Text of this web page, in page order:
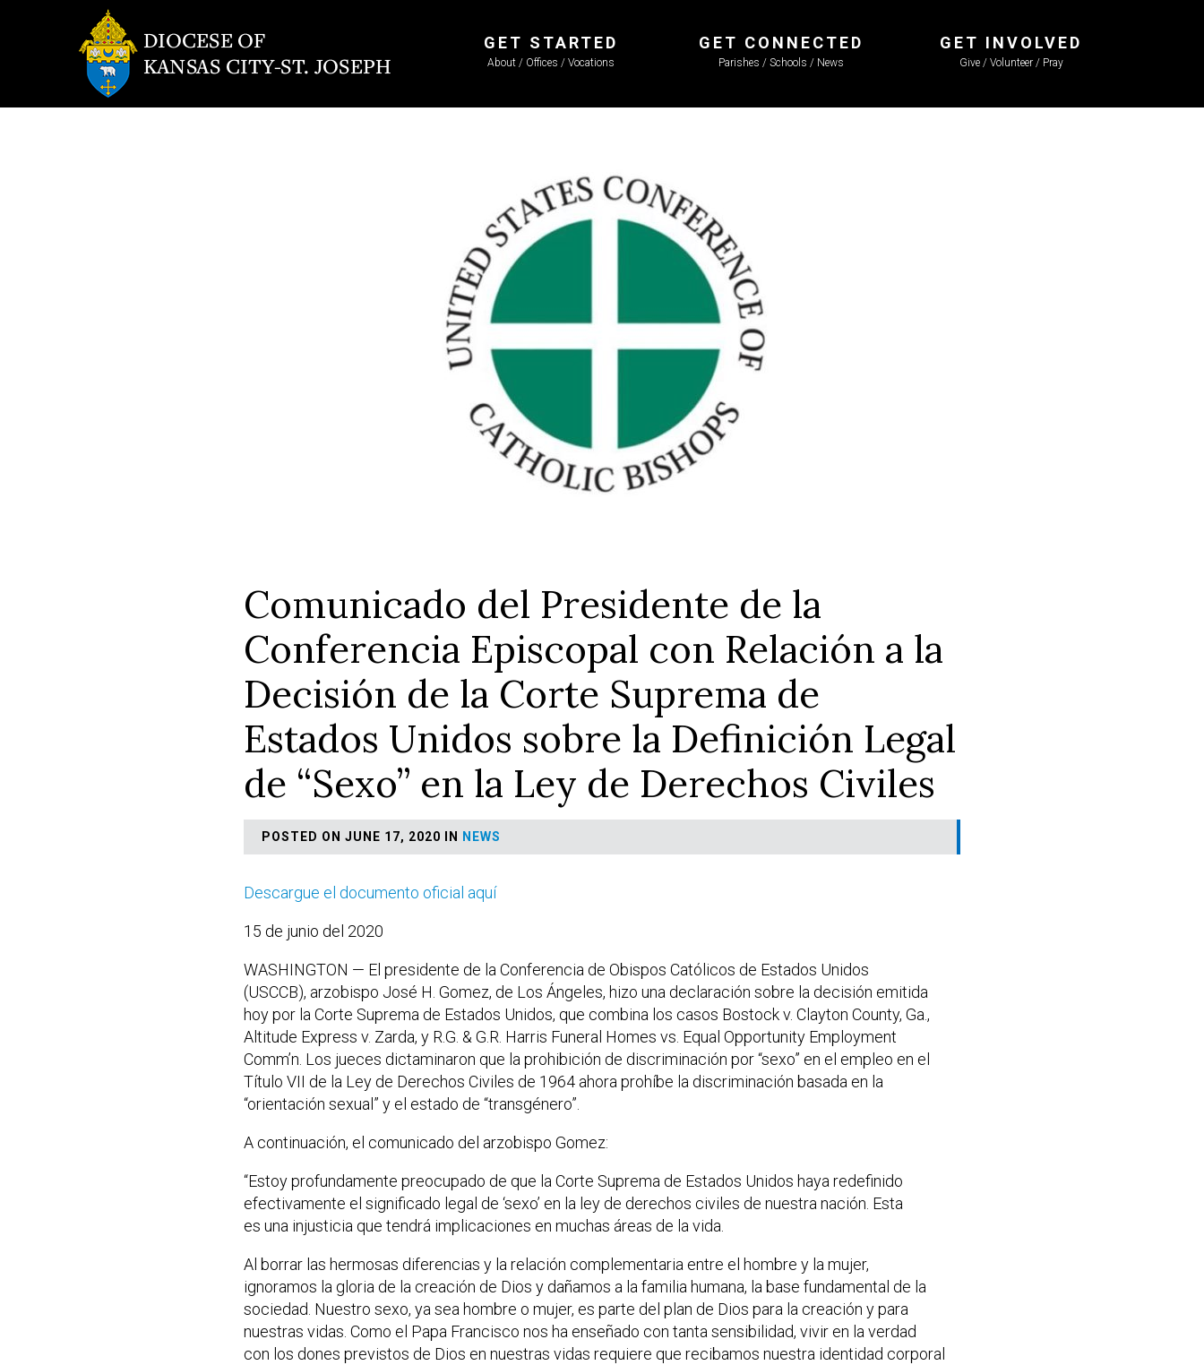
GET STARTED
About / Offices / Vocations
GET CONNECTED
Parishes / Schools / News
GET INVOLVED
Give / Volunteer / Pray
Comunicado del Presidente de la
Conferencia Episcopal con Relación a la
Decisión de la Corte Suprema de
Estados Unidos sobre la Definición Legal
de “Sexo” en la Ley de Derechos Civiles
POSTED ON JUNE 17, 2020 IN NEWS
Descargue el documento oficial aquí
15 de junio del 2020
WASHINGTON — El presidente de la Conferencia de Obispos Católicos de Estados Unidos
(USCCB), arzobispo José H. Gomez, de Los Ángeles, hizo una declaración sobre la decisión emitida
hoy por la Corte Suprema de Estados Unidos, que combina los casos Bostock v. Clayton County, Ga.,
Altitude Express v. Zarda, y R.G. & G.R. Harris Funeral Homes vs. Equal Opportunity Employment
Comm’n. Los jueces dictaminaron que la prohibición de discriminación por “sexo” en el empleo en el
Título VII de la Ley de Derechos Civiles de 1964 ahora prohíbe la discriminación basada en la
“orientación sexual” y el estado de “transgénero”.
A continuación, el comunicado del arzobispo Gomez:
“Estoy profundamente preocupado de que la Corte Suprema de Estados Unidos haya redefinido
efectivamente el significado legal de ‘sexo’ en la ley de derechos civiles de nuestra nación. Esta
es una injusticia que tendrá implicaciones en muchas áreas de la vida.
Al borrar las hermosas diferencias y la relación complementaria entre el hombre y la mujer,
ignoramos la gloria de la creación de Dios y dañamos a la familia humana, la base fundamental de la
sociedad. Nuestro sexo, ya sea hombre o mujer, es parte del plan de Dios para la creación y para
nuestras vidas. Como el Papa Francisco nos ha enseñado con tanta sensibilidad, vivir en la verdad
con los dones previstos de Dios en nuestras vidas requiere que recibamos nuestra identidad corporal